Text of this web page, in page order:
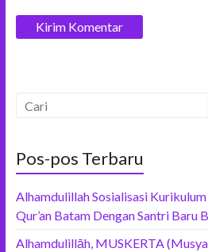
Pos-pos Terbaru
Alhamdulillah Sosialisasi
Qur’an Batam Dengan Santri Baru
Alhamdulillāh, MUSKERTA